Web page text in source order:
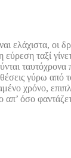
ελάχιστα, οι
ταξί
γύρω από
χρόνο,
όσο